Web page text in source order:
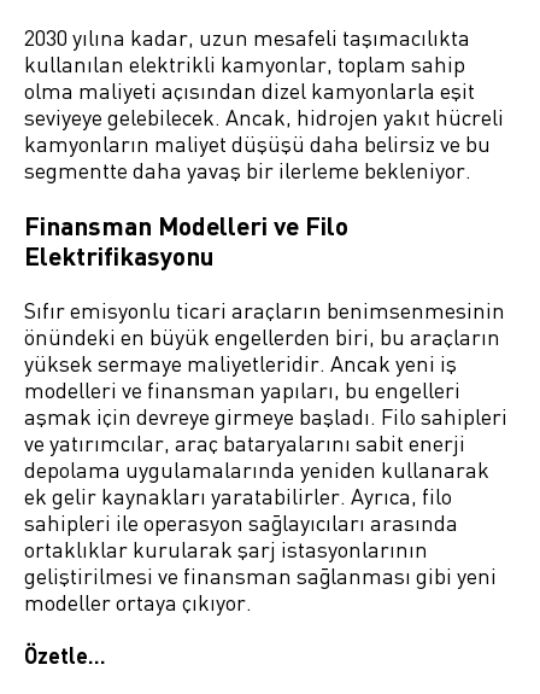
2030 yılına kadar, uzun mesafeli taşımacılıkta
kullanılan elektrikli kamyonlar, toplam sahip
olma maliyeti açısından dizel kamyonlarla eşit
seviyeye gelebilecek. Ancak, hidrojen yakıt hücreli
kamyonların maliyet düşüşü daha belirsiz ve bu
segmentte daha yavaş bir ilerleme bekleniyor.
Finansman Modelleri ve Filo
Elektrifikasyonu
Sıfır emisyonlu ticari araçların benimsenmesinin
önündeki en büyük engellerden biri, bu araçların
yüksek sermaye maliyetleridir. Ancak yeni iş
modelleri ve finansman yapıları, bu engelleri
aşmak için devreye girmeye başladı. Filo sahipleri
ve yatırımcılar, araç bataryalarını sabit enerji
depolama uygulamalarında yeniden kullanarak
ek gelir kaynakları yaratabilirler. Ayrıca, filo
sahipleri ile operasyon sağlayıcıları arasında
ortaklıklar kurularak şarj istasyonlarının
geliştirilmesi ve finansman sağlanması gibi yeni
modeller ortaya çıkıyor.
Özetle…